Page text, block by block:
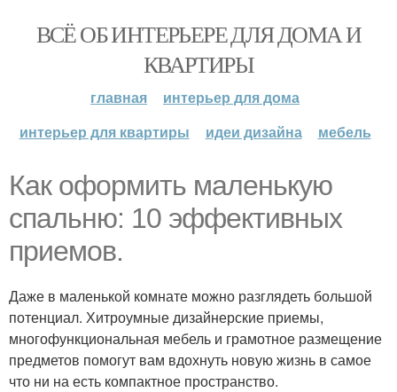
ВСЁ ОБ ИНТЕРЬЕРЕ ДЛЯ ДОМА И
КВАРТИРЫ
главная
интерьер для дома
интерьер для квартиры
идеи дизайна мебель
Как оформить маленькую
спальню: 10 эффективных
приемов.
Даже в маленькой комнате можно разглядеть большой
потенциал. Хитроумные дизайнерские приемы,
многофункциональная мебель и грамотное размещение
предметов помогут вам вдохнуть новую жизнь в самое
что ни на есть компактное пространство.